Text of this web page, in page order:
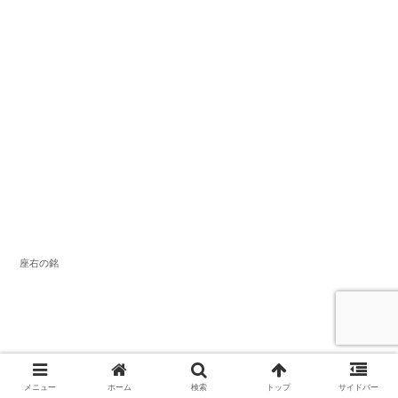
座右の銘
メニュー ホーム 検索 トップ サイドバー